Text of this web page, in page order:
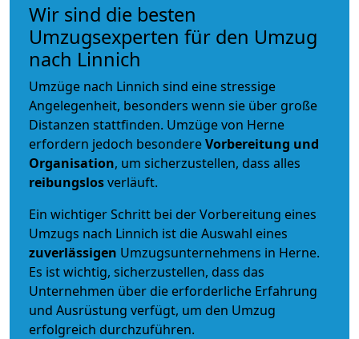
Wir sind die besten
Umzugsexperten für den Umzug
nach Linnich
Umzüge nach Linnich sind eine stressige
Angelegenheit, besonders wenn sie über große
Distanzen stattfinden. Umzüge von Herne
erfordern jedoch besondereVorbereitung und
Organisation, um sicherzustellen, dass alles
reibungslosverläuft.
Ein wichtiger Schritt bei der Vorbereitung eines
Umzugs nach Linnich ist die Auswahl eines
zuverlässigen Umzugsunternehmens in Herne.
Es ist wichtig, sicherzustellen, dass das
Unternehmen über die erforderliche Erfahrung
und Ausrüstung verfügt, um den Umzug
erfolgreich durchzuführen.